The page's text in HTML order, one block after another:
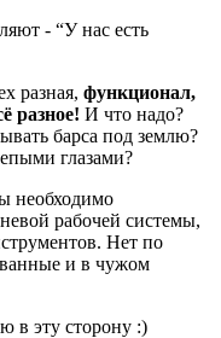
- “У нас есть
разная, функционал,
разное! И что надо?
барса под землю?
глазами?
необходимо
рабочей системы,
Нет по
и в чужом
в эту сторону :)